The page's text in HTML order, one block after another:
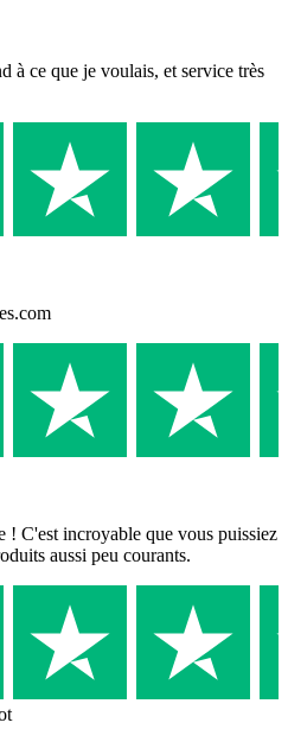
à ce que je voulais, et service très
! C'est incroyable que vous puissiez
aussi peu courants.